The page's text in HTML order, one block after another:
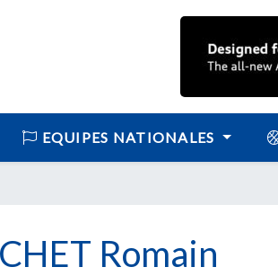
EQUIPES NATIONALES
Romain